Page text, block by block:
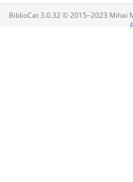
BiblioCat 3.0.32 © 2015‒2023 Mihai